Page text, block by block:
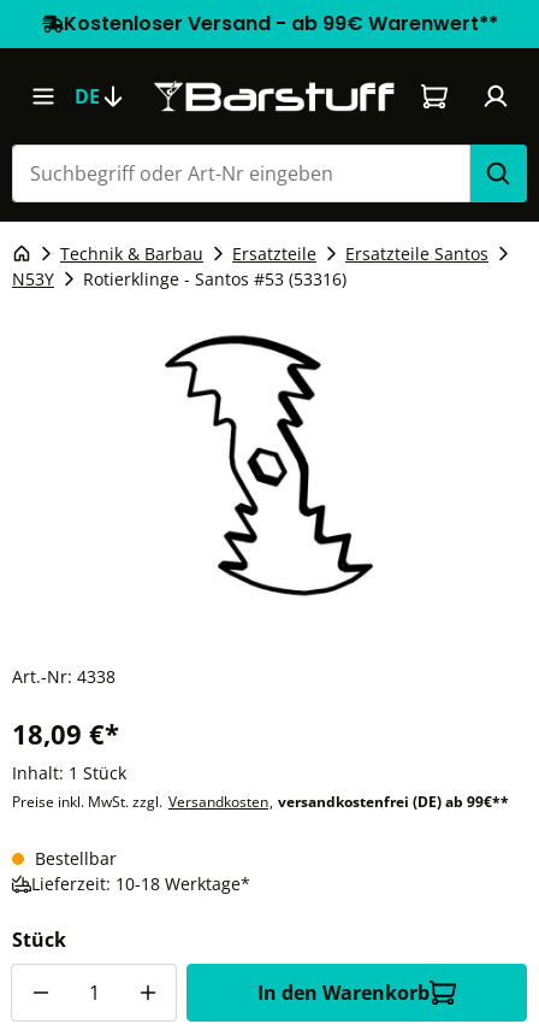
Kostenloser Versand - ab 99€ Warenwert**
DE Warenkorb
Technik & Barbau Ersatzteile
Ersatzteile Santos
N53Y
Rotierklinge - Santos #53 (53316)
Art.-Nr: 4338
18,09 €*
Inhalt: 1 Stück
Preise inkl. MwSt. zzgl. Versandkosten, versandkostenfrei (DE) ab 99€**
Bestellbar
Lieferzeit: 10-18 Werktage*
Stück
In den Warenkorb